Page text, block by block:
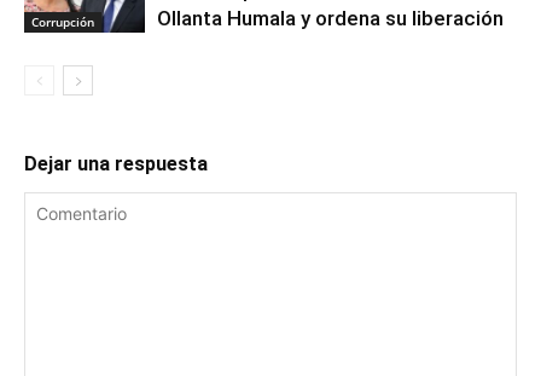
Corrupción
Ollanta Humala y ordena su liberación
Dejar una respuesta